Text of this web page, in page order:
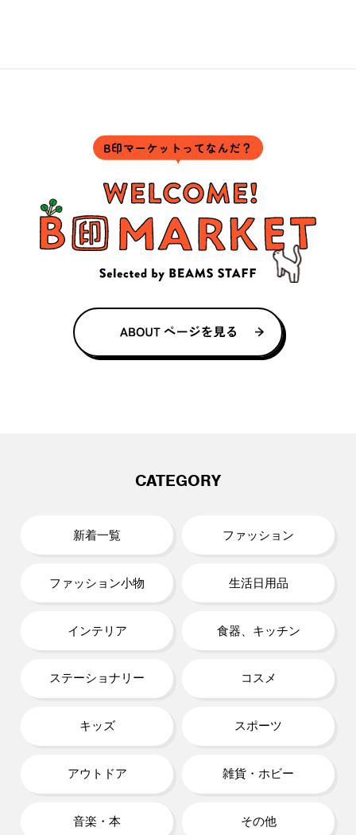
CATEGORY
新着一覧 ファッション
ファッション小物 生活日用品
インテリア 食器、キッチン
ステーショナリー コスメ
キッズ スポーツ
アウトドア 雑貨・ホビー
音楽・本 その他